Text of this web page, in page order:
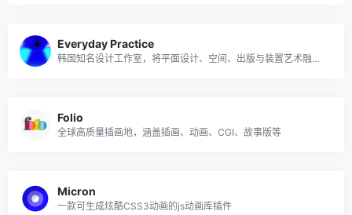
Everyday Practice
韩国知名设计工作室，将平面设计、空间、出版与装置艺术融为一体
Folio
全球高质量插画地，涵盖插画、动画、CGI、故事版等
Micron
一款可生成炫酷CSS3动画的js动画库插件